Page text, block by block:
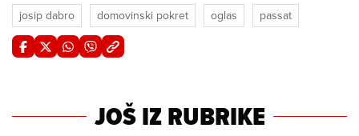
josip dabro domovinski pokret oglas passat
JOŠ IZ RUBRIKE